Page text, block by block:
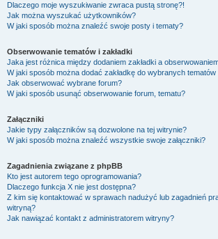
Dlaczego moje wyszukiwanie zwraca pustą stronę?!
Jak można wyszukać użytkowników?
W jaki sposób można znaleźć swoje posty i tematy?
Obserwowanie tematów i zakładki
Jaka jest różnica między dodaniem zakładki a
W jaki sposób można dodać zakładkę do wybranych
Jak obserwować wybrane forum?
W jaki sposób usunąć obserwowanie forum, tematu?
Załączniki
Jakie typy załączników są dozwolone na tej witrynie?
W jaki sposób można znaleźć wszystkie swoje załączniki?
Zagadnienia związane z phpBB
Kto jest autorem tego oprogramowania?
Dlaczego funkcja X nie jest dostępna?
Z kim się kontaktować w sprawach nadużyć lub zagadnień
witryną?
Jak nawiązać kontakt z administratorem witryny?